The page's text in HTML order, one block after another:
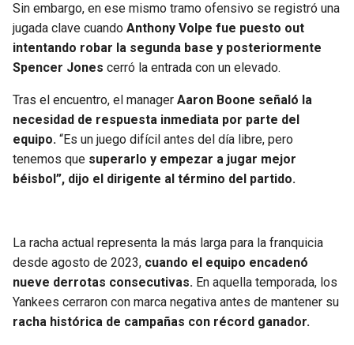
SAINTS
BUCCANEERS
Sin embargo, en ese mismo tramo ofensivo se registró una
jugada clave cuando Anthony Volpe fue puesto out
intentando robar la segunda base y posteriormente
Spencer Jones cerró la entrada con un elevado.
Tras el encuentro, el manager Aaron Boone señaló la
necesidad de respuesta inmediata por parte del
equipo. “Es un juego difícil antes del día libre, pero
tenemos que superarlo y empezar a jugar mejor
béisbol”, dijo el dirigente al término del partido.
La racha actual representa la más larga para la franquicia
desde agosto de 2023, cuando el equipo encadenó
nueve derrotas consecutivas. En aquella temporada, los
Yankees cerraron con marca negativa antes de mantener su
racha histórica de campañas con récord ganador.